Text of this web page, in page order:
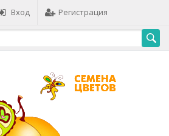
Вход Регистрация